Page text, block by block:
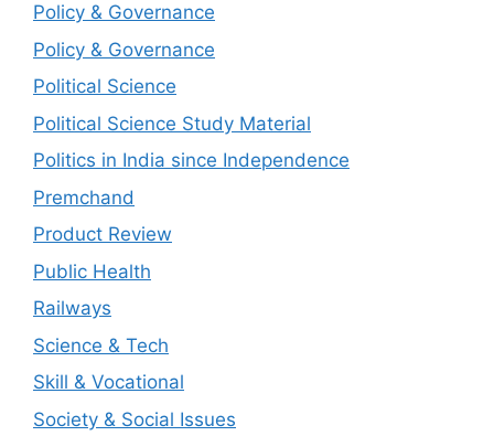
Policy & Governance
Policy & Governance
Political Science
Political Science Study Material
Politics in India since Independence
Premchand
Product Review
Public Health
Railways
Science & Tech
Skill & Vocational
Society & Social Issues